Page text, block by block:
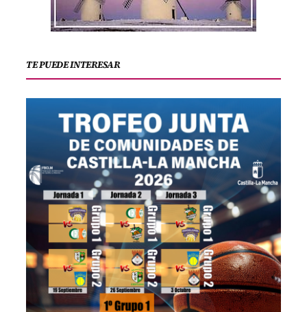
TE PUEDE INTERESAR